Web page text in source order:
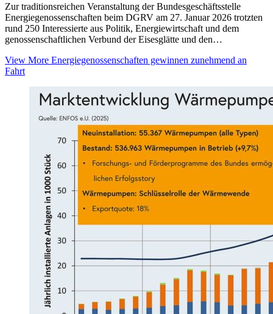
Zur traditionsreichen Veranstaltung der Bundesgeschäftsstelle
Energiegenossenschaften beim DGRV am 27. Januar 2026 trotzten
rund 250 Interessierte aus Politik, Energiewirtschaft und dem
genossenschaftlichen Verbund der Eisesglätte und den…
View More Energiegenossenschaften gewinnen zunehmend an
Fahrt